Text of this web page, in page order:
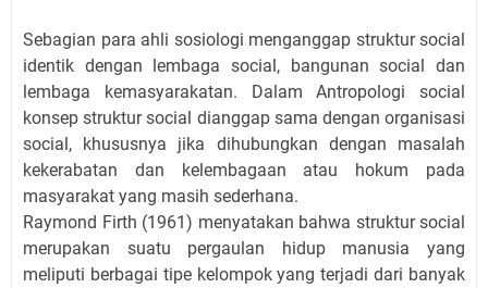
Sebagian para ahli sosiologi menganggap struktur social
identik dengan lembaga social, bangunan social dan
lembaga kemasyarakatan. Dalam Antropologi social
konsep struktur social dianggap sama dengan organisasi
social, khususnya jika dihubungkan dengan masalah
kekerabatan dan kelembagaan atau hokum pada
masyarakat yang masih sederhana.
Raymond Firth (1961) menyatakan bahwa struktur social
merupakan suatu pergaulan hidup manusia yang
meliputi berbagai tipe kelompok yang terjadi dari banyak